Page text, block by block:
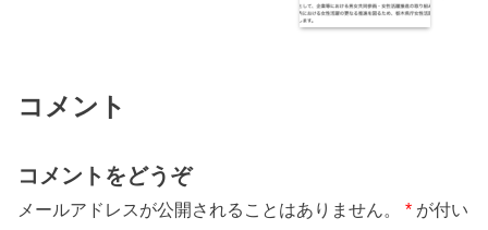
コメント
コメントをどうぞ
メールアドレスが公開されることはありません。 * が付い